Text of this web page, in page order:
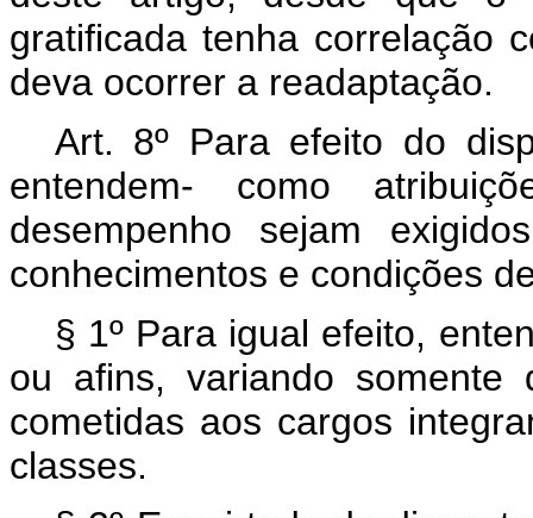
gratificada tenha correlação
deva ocorrer a readaptação.
Art. 8º Para efeito do
entendem- como
desempenho sejam
conhecimentos e condições
§ 1º Para igual efeito,
ou afins, variando
cometidas aos cargos
classes.